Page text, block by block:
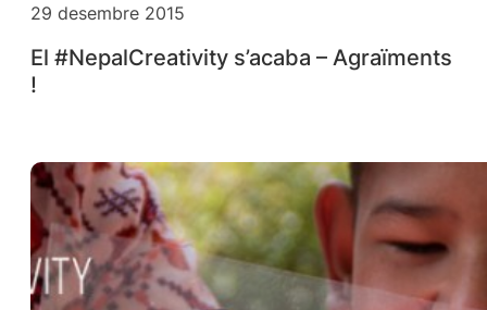
29 desembre 2015
El #NepalCreativity s’acaba – Agraïments
!